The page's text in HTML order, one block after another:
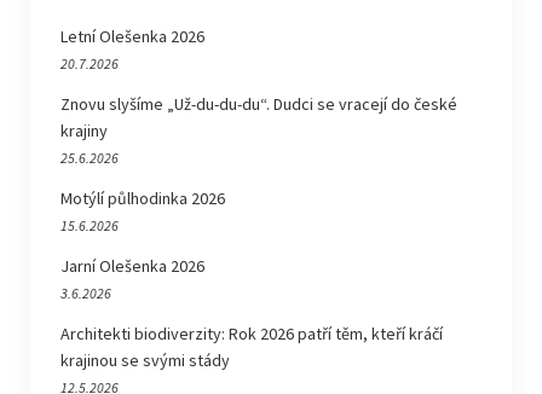
Letní Olešenka 2026
20.7.2026
Znovu slyšíme „Už-du-du-du“. Dudci se vracejí do české
krajiny
25.6.2026
Motýlí půlhodinka 2026
15.6.2026
Jarní Olešenka 2026
3.6.2026
Architekti biodiverzity: Rok 2026 patří těm, kteří kráčí
krajinou se svými stády
12.5.2026